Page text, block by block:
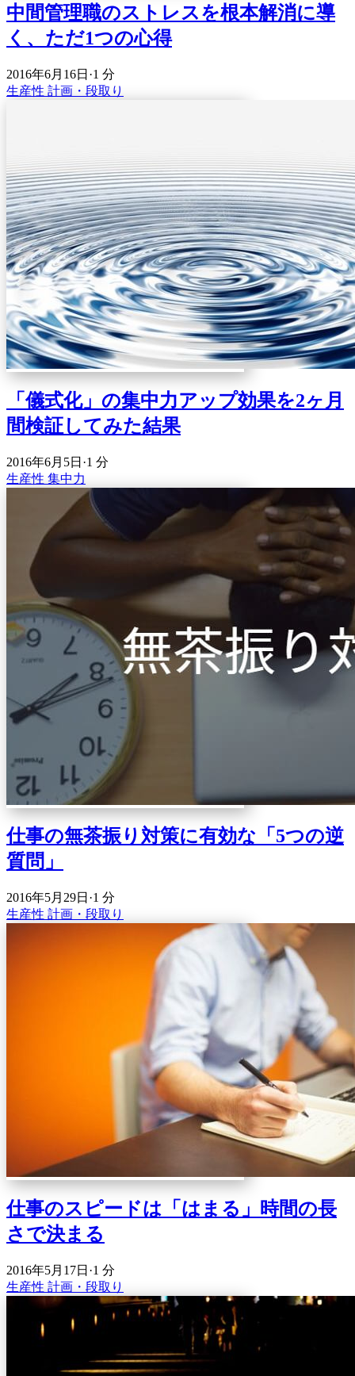
中間管理職のストレスを根本解消に導
く、ただ1つの心得
2016年6月16日 ·1 分
生産性 計画・段取り
「儀式化」の集中力アップ効果を2ヶ月
間検証してみた結果
2016年6月5日 ·1 分
生産性 集中力
仕事の無茶振り対策に有効な「5つの逆
質問」
2016年5月29日 ·1 分
生産性 計画・段取り
仕事のスピードは「はまる」時間の長
さで決まる
2016年5月17日 ·1 分
生産性 計画・段取り